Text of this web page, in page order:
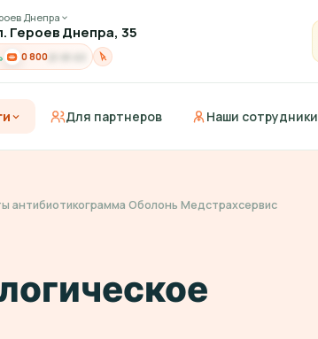
Днепра
Героев Днепра, 35
0 80021-91-03
Для партнеров Наши сотрудники
антибиотикограмма Оболонь Медстрахсервис